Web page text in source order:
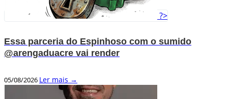
?>
Essa parceria do Espinhoso com o sumido
@arengaduacre vai render
05/08/2026 Ler mais →